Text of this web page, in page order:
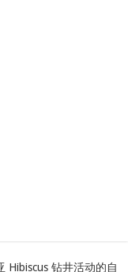
Hibiscus 钻井活动的自